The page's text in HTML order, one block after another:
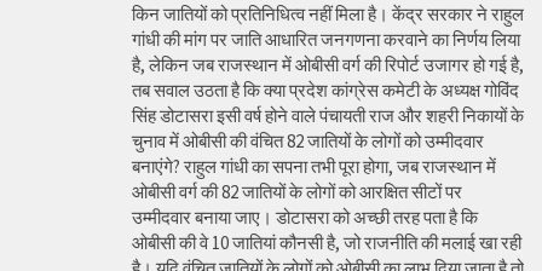
किन जातियों को प्रतिनिधित्व नहीं मिला है। केंद्र सरकार ने राहुल
गांधी की मांग पर जाति आधारित जनगणना करवाने का निर्णय लिया
है, लेकिन जब राजस्थान में ओबीसी वर्ग की रिपोर्ट उजागर हो गई है,
तब सवाल उठता है कि क्या प्रदेश कांग्रेस कमेटी के अध्यक्ष गोविंद
सिंह डोटासरा इसी वर्ष होने वाले पंचायती राज और शहरी निकायों के
चुनाव में ओबीसी की वंचित 82 जातियों के लोगों को उम्मीदवार
बनाएंगे? राहुल गांधी का सपना तभी पूरा होगा, जब राजस्थान में
ओबीसी वर्ग की 82 जातियों के लोगों को आरक्षित सीटों पर
उम्मीदवार बनाया जाए। डोटासरा को अच्छी तरह पता है कि
ओबीसी की वे 10 जातियां कौनसी है, जो राजनीति की मलाई खा रही